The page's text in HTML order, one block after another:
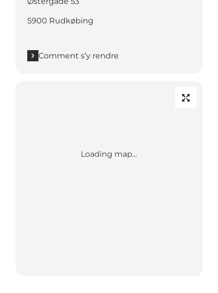
5900 Rudkøbing
Comment s’y rendre
Loading map...